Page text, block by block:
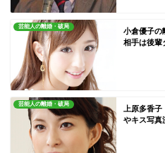
芸能人の離婚・破局
小倉優子の
相手は後輩
芸能人の離婚・破局
上原多香
やキス写真